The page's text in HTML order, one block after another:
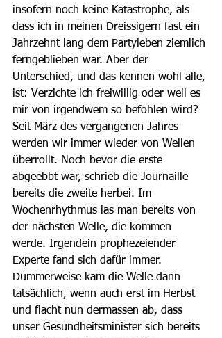
insofern noch keine Katastrophe, als
dass ich in meinen Dreissigern fast ein
Jahrzehnt lang dem Partyleben ziemlich
ferngeblieben war. Aber der
Unterschied, und das kennen wohl alle,
ist: Verzichte ich freiwillig oder weil es
mir von irgendwem so befohlen wird?
Seit März des vergangenen Jahres
werden wir immer wieder von Wellen
überrollt. Noch bevor die erste
abgeebbt war, schrieb die Journaille
bereits die zweite herbei. Im
Wochenrhythmus las man bereits von
der nächsten Welle, die kommen
werde. Irgendein prophezeiender
Experte fand sich dafür immer.
Dummerweise kam die Welle dann
tatsächlich, wenn auch erst im Herbst
und flacht nun dermassen ab, dass
unser Gesundheitsminister sich bereits